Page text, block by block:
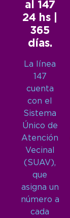
al 147
24 hs |
365
días.
La línea
147
cuenta
con el
Sistema
Único de
Atención
Vecinal
(SUAV),
que
asigna un
número a
cada